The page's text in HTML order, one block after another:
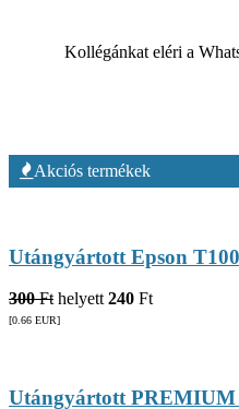
Kollégánkat eléri a
Akciós termékek
Utángyártott Epson
300 Ft helyett 240 Ft
[0.66 EUR]
Utángyártott